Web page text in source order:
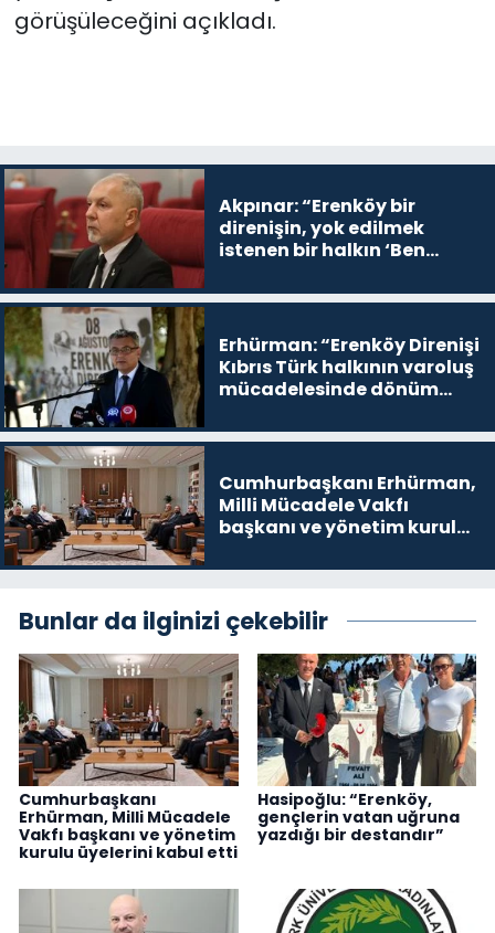
görüşüleceğini açıkladı.
Akpınar: “Erenköy bir
direnişin, yok edilmek
istenen bir halkın ‘Ben
devam edeceğim’ dediği
Erhürman: “Erenköy Direnişi
Kıbrıs Türk halkının varoluş
mücadelesinde dönüm
Cumhurbaşkanı Erhürman,
Milli Mücadele Vakfı
başkanı ve yönetim kurulu
Bunlar da ilginizi çekebilir
Cumhurbaşkanı
Erhürman, Milli Mücadele
Vakfı başkanı ve yönetim
kurulu üyelerini kabul etti
Hasipoğlu: “Erenköy,
gençlerin vatan uğruna
yazdığı bir destandır”